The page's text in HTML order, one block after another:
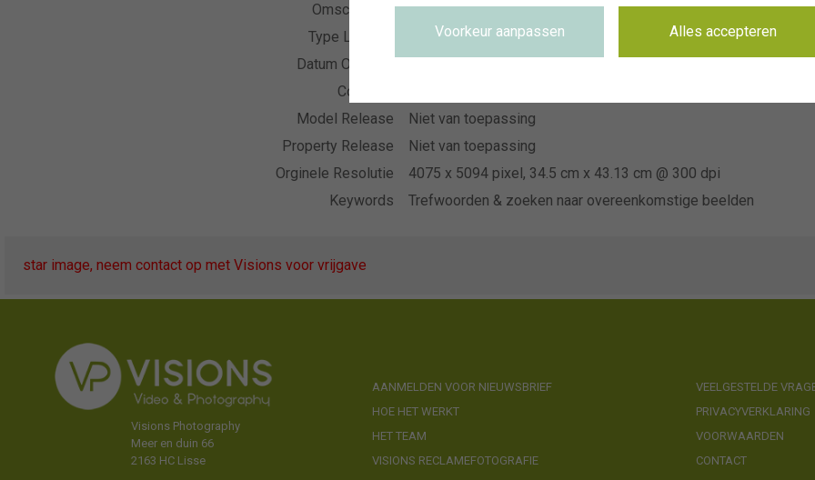
Omschrijving
Tulipa orange brown
Type Licentie
Datum Opname
Collectie
Model Release
Niet van toepassing
Property Release
Niet van toepassing
Orginele Resolutie
4075 x 5094 pixel, 34.5 cm x 43.13 cm @ 300 dpi
Keywords
Trefwoorden & zoeken naar overeenkomstige beelden
star image, neem contact op met Visions voor vrijgave
Visions Photography
Meer en duin 66
2163 HC Lisse
AANMELDEN VOOR NIEUWSBRIEF
HOE HET WERKT
HET TEAM
VISIONS RECLAMEFOTOGRAFIE
VEELGESTELDE
PRIVACYVERKLARING
VOORWAARDEN
CONTACT
Voorkeur aanpassen Alles accepteren